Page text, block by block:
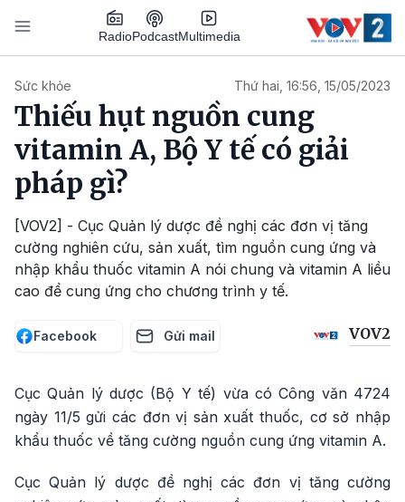
Nhảy đến nội dung
RadioPodcastMultimedia
Sức khỏe Thứ hai, 16:56, 15/05/2023
Thiếu hụt nguồn cung
vitamin A, Bộ Y tế có giải
pháp gì?
[VOV2] - Cục Quản lý dược đề nghị các đơn vị tăng
cường nghiên cứu, sản xuất, tìm nguồn cung ứng và
nhập khẩu thuốc vitamin A nói chung và vitamin A liều
cao để cung ứng cho chương trình y tế.
Facebook Gửi mail VOV2
Cục Quản lý dược (Bộ Y tế) vừa có Công văn 4724
ngày 11/5 gửi các đơn vị sản xuất thuốc, cơ sở nhập
khẩu thuốc về tăng cường nguồn cung ứng vitamin A.
Cục Quản lý dược đề nghị các đơn vị tăng cường